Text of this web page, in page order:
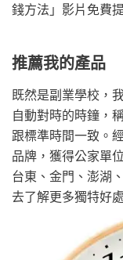
錢方法」影片免費
推薦我的產品
既然是副業學校，
自動對時的時鐘，
跟標準時間一致。
品牌，獲得公家單
台東、金門、澎湖
去了解更多獨特好